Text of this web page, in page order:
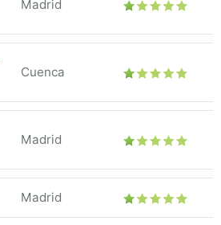
Madrid
Cuenca
Madrid
Madrid